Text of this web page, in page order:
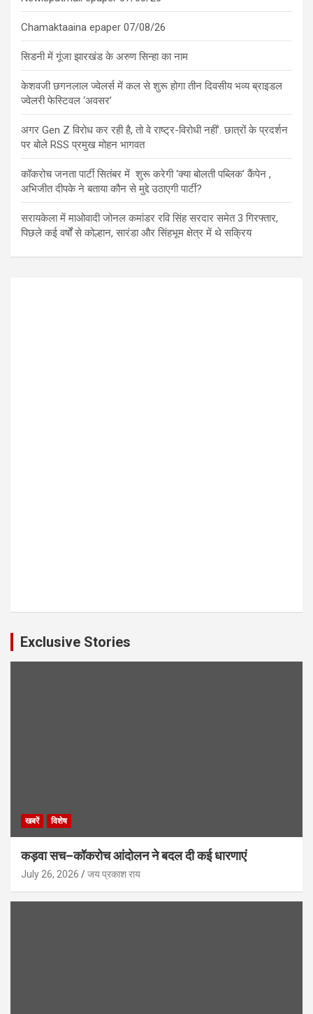
Chamaktaaina epaper 07/08/26
सिडनी में गूंजा झारखंड के अरुण सिन्हा का नाम
केशवजी छगनलाल ज्वेलर्स में कल से शुरू होगा तीन दिवसीय भव्य ब्राइडल
ज्वेलरी फेस्टिवल ‘अवसर’
अगर Gen Z विरोध कर रही है, तो वे राष्ट्र-विरोधी नहीं’. छात्रों के प्रदर्शन
पर बोले RSS प्रमुख मोहन भागवत
कॉकरोच जनता पार्टी सितंबर में शुरू करेगी ‘क्या बोलती पब्लिक’ कैंपेन ,
अभिजीत दीपके ने बताया कौन से मुद्दे उठाएगी पार्टी?
सरायकेला में माओवादी जोनल कमांडर रवि सिंह सरदार समेत 3 गिरफ्तार,
पिछले कई वर्षों से कोल्हान, सारंडा और सिंहभूम क्षेत्र में थे सक्रिय
Exclusive Stories
खबरें विशेष
कड़वा सच–कॉकरोच आंदोलन ने बदल दी कई धारणाएं
July 26, 2026 जय प्रकाश राय